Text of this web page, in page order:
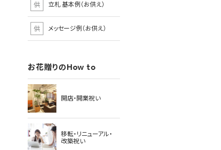
立札 基本例（お供え）
メッセージ例（お供え）
お花贈りのHow to
開店・開業祝い
移転・リニューアル・
改築祝い